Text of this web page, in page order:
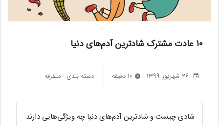
۱۰ عادت مشترک شادترین آدم‌های دنیا
26 شهریور 1399 دسته بندی : متفرقه
شادی چیست و شادترین آدم‌های دنیا چه ویژگی‌هایی دارند